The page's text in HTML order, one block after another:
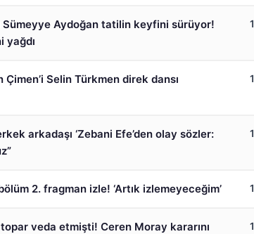
Sümeyye Aydoğan tatilin keyfini sürüyor!
yağdı
1
Çimen’i Selin Türkmen direk dansı
1
arkadaşı ‘Zebani Efe’den olay sözler:
1
2. fragman izle! ‘Artık izlemeyeceğim’ 1
veda etmişti! Ceren Moray kararını
1